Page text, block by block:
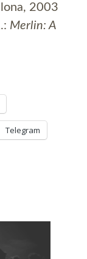
2003
Merlin: A
Telegram